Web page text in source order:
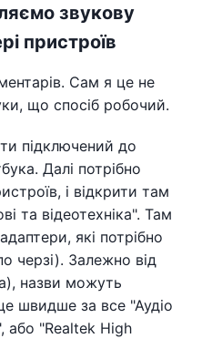
звукову
пристроїв
Сам я це не
що спосіб робочий.
підключений до
Далі потрібно
і відкрити там
та відеотехніка". Там
які потрібно
черзі). Залежно від
назви можуть
швидше за все "Аудіо
або "Realtek High